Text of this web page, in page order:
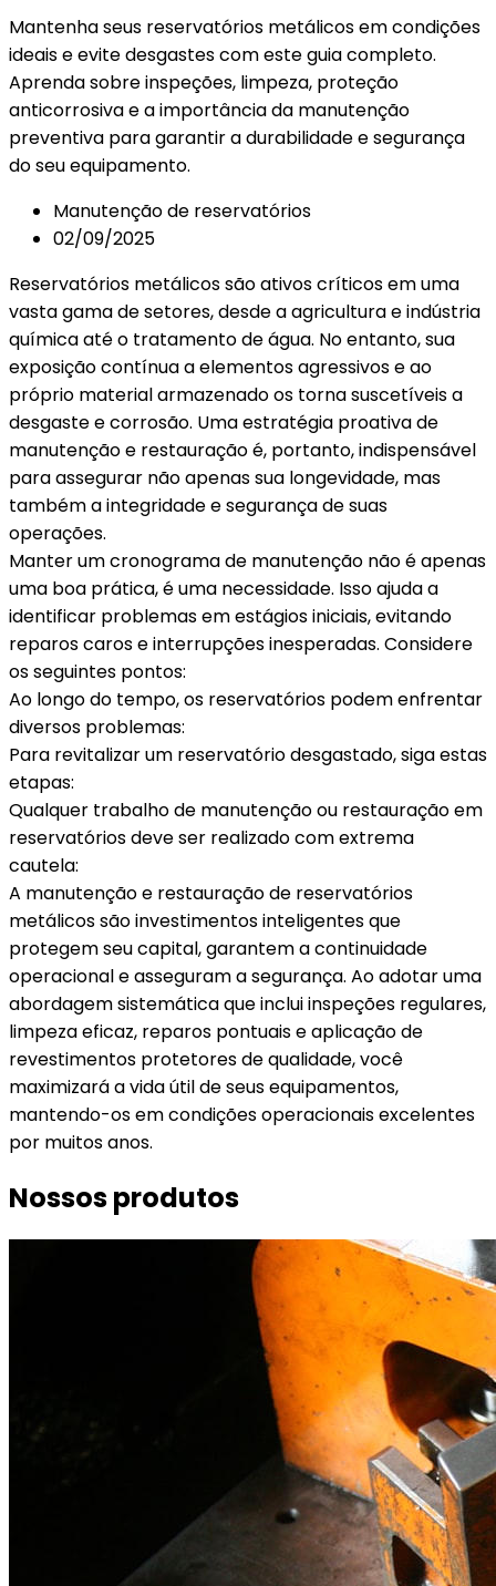
Mantenha seus reservatórios metálicos em condições
ideais e evite desgastes com este guia completo.
Aprenda sobre inspeções, limpeza, proteção
anticorrosiva e a importância da manutenção
preventiva para garantir a durabilidade e segurança
do seu equipamento.
Manutenção de reservatórios
02/09/2025
Reservatórios metálicos são ativos críticos em uma
vasta gama de setores, desde a agricultura e indústria
química até o tratamento de água. No entanto, sua
exposição contínua a elementos agressivos e ao
próprio material armazenado os torna suscetíveis a
desgaste e corrosão. Uma estratégia proativa de
manutenção e restauração é, portanto, indispensável
para assegurar não apenas sua longevidade, mas
também a integridade e segurança de suas
operações.
Manter um cronograma de manutenção não é apenas
uma boa prática, é uma necessidade. Isso ajuda a
identificar problemas em estágios iniciais, evitando
reparos caros e interrupções inesperadas. Considere
os seguintes pontos:
Ao longo do tempo, os reservatórios podem enfrentar
diversos problemas:
Para revitalizar um reservatório desgastado, siga estas
etapas:
Qualquer trabalho de manutenção ou restauração em
reservatórios deve ser realizado com extrema
cautela:
A manutenção e restauração de reservatórios
metálicos são investimentos inteligentes que
protegem seu capital, garantem a continuidade
operacional e asseguram a segurança. Ao adotar uma
abordagem sistemática que inclui inspeções regulares,
limpeza eficaz, reparos pontuais e aplicação de
revestimentos protetores de qualidade, você
maximizará a vida útil de seus equipamentos,
mantendo-os em condições operacionais excelentes
por muitos anos.
Nossos produtos